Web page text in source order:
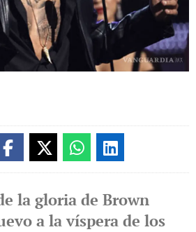
la gloria de Brown
a la víspera de los